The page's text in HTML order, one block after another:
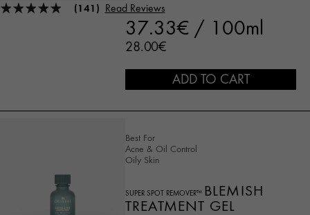
(141) Read Reviews
37.33€ / 100ml
28.00€
ADD TO CART
Best For
Acne & Oil Control
Oily Skin
SUPER SPOT REMOVER™ BLEMISH
TREATMENT GEL